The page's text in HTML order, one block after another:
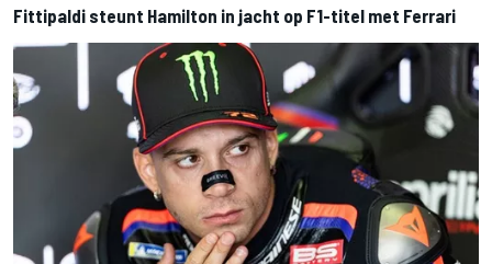
Fittipaldi steunt Hamilton in jacht op F1-titel met Ferrari